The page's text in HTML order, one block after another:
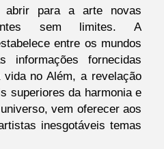
abrir para a arte novas
sem limites. A
entre os mundos
fornecidas
no Além, a revelação
superiores da harmonia e
vem oferecer aos
inesgotáveis temas